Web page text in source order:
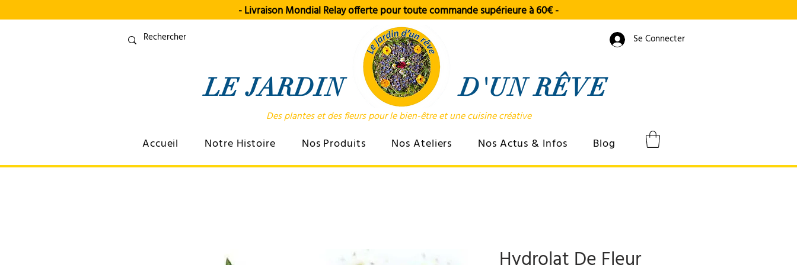
- Livraison Mondial Relay offerte pour toute commande supérieure à 60€-
Se Connecter
LE JARDIN D'UN RÊVE
Des plantes et des fleurs pour le bien-être et une cuisine créative
Accueil Notre Histoire Nos Produits Nos Ateliers Nos Actus & Infos Blog